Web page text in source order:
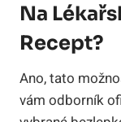
Na
Recept?
Ano, tato
vám odborník